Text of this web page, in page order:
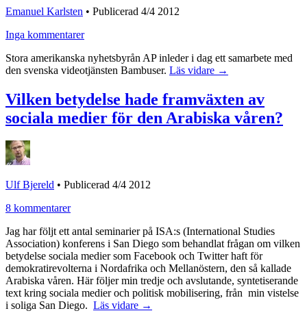
Emanuel Karlsten • Publicerad 4/4 2012
Inga kommentarer
Stora amerikanska nyhetsbyrån AP inleder i dag ett samarbete med
den svenska videotjänsten Bambuser. Läs vidare →
Vilken betydelse hade framväxten av
sociala medier för den Arabiska våren?
Ulf Bjereld • Publicerad 4/4 2012
8 kommentarer
Jag har följt ett antal seminarier på ISA:s (International Studies
Association) konferens i San Diego som behandlat frågan om vilken
betydelse sociala medier som Facebook och Twitter haft för
demokratirevolterna i Nordafrika och Mellanöstern, den så kallade
Arabiska våren. Här följer min tredje och avslutande, syntetiserande
text kring sociala medier och politisk mobilisering, från min vistelse
i soliga San Diego. Läs vidare →